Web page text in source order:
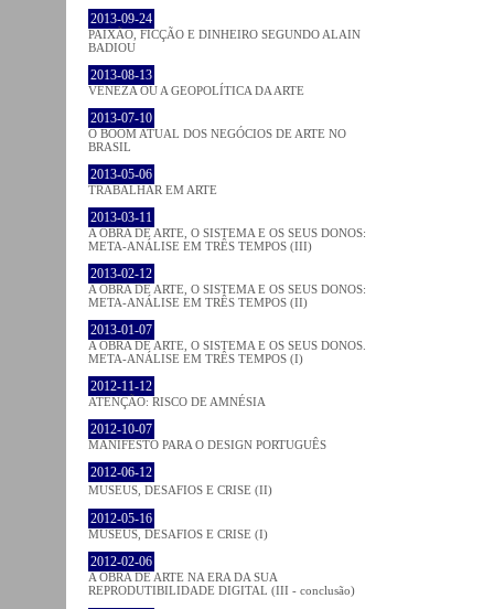
2013-09-24
PAIXÃO, FICÇÃO E DINHEIRO SEGUNDO ALAIN
BADIOU
2013-08-13
VENEZA OU A GEOPOLÍTICA DA ARTE
2013-07-10
O BOOM ATUAL DOS NEGÓCIOS DE ARTE NO
BRASIL
2013-05-06
TRABALHAR EM ARTE
2013-03-11
A OBRA DE ARTE, O SISTEMA E OS SEUS DONOS:
META-ANÁLISE EM TRÊS TEMPOS (III)
2013-02-12
A OBRA DE ARTE, O SISTEMA E OS SEUS DONOS:
META-ANÁLISE EM TRÊS TEMPOS (II)
2013-01-07
A OBRA DE ARTE, O SISTEMA E OS SEUS DONOS.
META-ANÁLISE EM TRÊS TEMPOS (I)
2012-11-12
ATENÇÃO: RISCO DE AMNÉSIA
2012-10-07
MANIFESTO PARA O DESIGN PORTUGUÊS
2012-06-12
MUSEUS, DESAFIOS E CRISE (II)
2012-05-16
MUSEUS, DESAFIOS E CRISE (I)
2012-02-06
A OBRA DE ARTE NA ERA DA SUA
REPRODUTIBILIDADE DIGITAL (III - conclusão)